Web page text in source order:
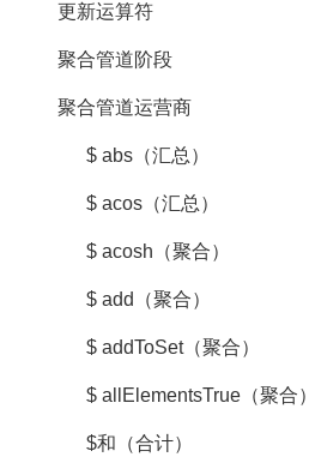
更新运算符
聚合管道阶段
聚合管道运营商
$ abs（汇总）
$ acos（汇总）
$ acosh（聚合）
$ add（聚合）
$ addToSet（聚合）
$ allElementsTrue（聚合）
$和（合计）